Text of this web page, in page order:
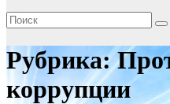
Рубрика:
коррупции